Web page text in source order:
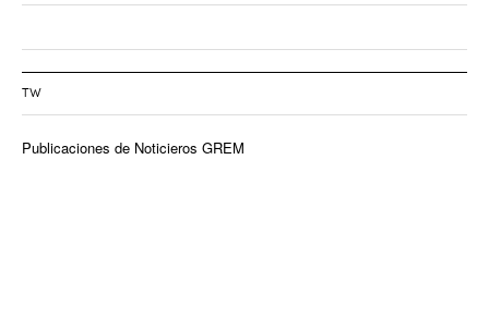
TW
Publicaciones de Noticieros GREM